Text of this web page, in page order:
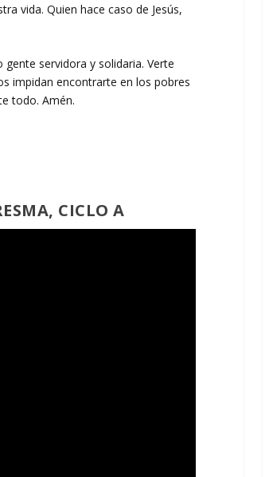
vida. Quien hace caso de Jesús,
servidora y solidaria. Verte
impidan encontrarte en los pobres
todo. Amén.
CICLO A